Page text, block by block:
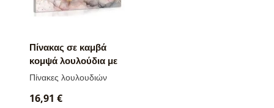
Πίνακας σε καμβά
κομψά λουλούδια με
ροζ-χρυσή
Πίνακες λουλουδιών
16,91 €